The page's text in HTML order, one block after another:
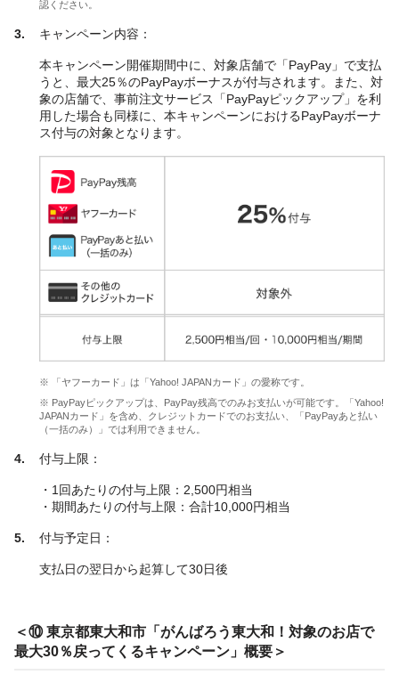
認ください。
キャンペーン内容：
本キャンペーン開催期間中に、対象店舗で「PayPay」で支払
うと、最大25％のPayPayボーナスが付与されます。また、対
象の店舗で、事前注文サービス「PayPayピックアップ」を利
用した場合も同様に、本キャンペーンにおけるPayPayボーナ
ス付与の対象となります。
※ 「ヤフーカード」は「Yahoo! JAPANカード」の愛称です。
※ PayPayピックアップは、PayPay残高でのみお支払いが可能です。「Yahoo!
JAPANカード」を含め、クレジットカードでのお支払い、「PayPayあと払い
（一括のみ）」では利用できません。
付与上限：
・1回あたりの付与上限：2,500円相当
・期間あたりの付与上限：合計10,000円相当
付与予定日：
支払日の翌日から起算して30日後
＜⑩ 東京都東大和市「がんばろう東大和！対象のお店で
最大30％戻ってくるキャンペーン」概要＞